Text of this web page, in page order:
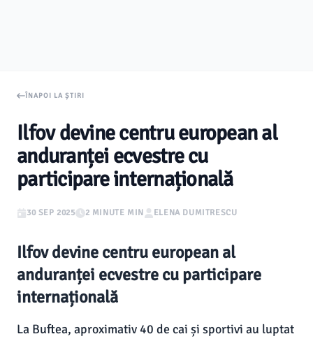
ÎNAPOI LA ȘTIRI
Ilfov devine centru european al
anduranței ecvestre cu
participare internațională
30 SEP 2025 2 MINUTE MIN ELENA DUMITRESCU
Ilfov devine centru european al
anduranței ecvestre cu participare
internațională
La Buftea, aproximativ 40 de cai și sportivi au luptat